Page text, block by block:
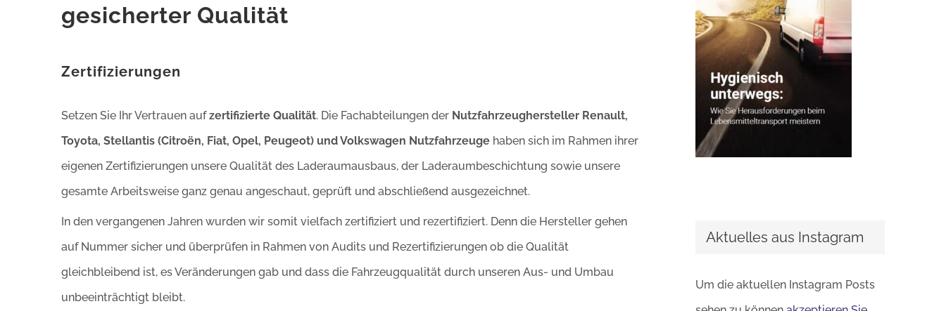
gesicherter Qualität
Zertifizierungen
Setzen Sie Ihr Vertrauen aufzertifizierte Qualität. Die Fachabteilungen der Nutzfahrzeughersteller Renault,
Toyota, Stellantis (Citroën, Fiat, Opel, Peugeot) und Volkswagen Nutzfahrzeugehaben sich im Rahmen ihrer
eigenen Zertifizierungen unsere Qualität des Laderaumausbaus, der Laderaumbeschichtung sowie unsere
gesamte Arbeitsweise ganz genau angeschaut, geprüft und abschließend ausgezeichnet.
In den vergangenen Jahren wurden wir somit vielfach zertifiziert und rezertifiziert. Denn die Hersteller gehen
auf Nummer sicher und überprüfen in Rahmen von Audits und Rezertifizierungen ob die Qualität
gleichbleibend ist, es Veränderungen gab und dass die Fahrzeugqualität durch unseren Aus- und Umbau
unbeeinträchtigt bleibt.
Aktuelles aus Instagram
Um die aktuellen Instagram Posts